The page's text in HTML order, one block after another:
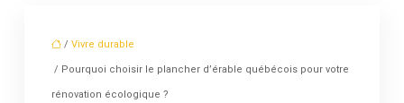
/ Vivre durable
/ Pourquoi choisir le plancher d’érable québécois pour votre
rénovation écologique ?